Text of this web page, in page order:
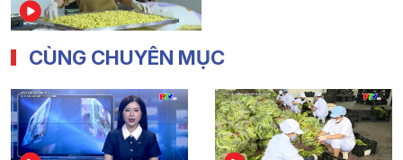
CÙNG CHUYÊN MỤC